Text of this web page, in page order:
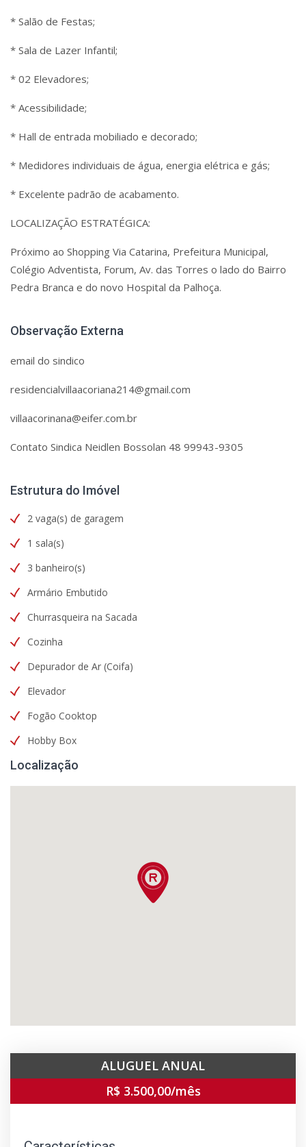
* Salão de Festas;
* Sala de Lazer Infantil;
* 02 Elevadores;
* Acessibilidade;
* Hall de entrada mobiliado e decorado;
* Medidores individuais de água, energia elétrica e gás;
* Excelente padrão de acabamento.
LOCALIZAÇÃO ESTRATÉGICA:
Próximo ao Shopping Via Catarina, Prefeitura Municipal,
Colégio Adventista, Forum, Av. das Torres o lado do Bairro
Pedra Branca e do novo Hospital da Palhoça.
Observação Externa
email do sindico
residencialvillaacoriana214@gmail.com
villaacorinana@eifer.com.br
Contato Sindica Neidlen Bossolan 48 99943-9305
Estrutura do Imóvel
2 vaga(s) de garagem
1 sala(s)
3 banheiro(s)
Armário Embutido
Churrasqueira na Sacada
Cozinha
Depurador de Ar (Coifa)
Elevador
Fogão Cooktop
Hobby Box
Localização
ALUGUEL ANUAL
R$ 3.500,00/mês